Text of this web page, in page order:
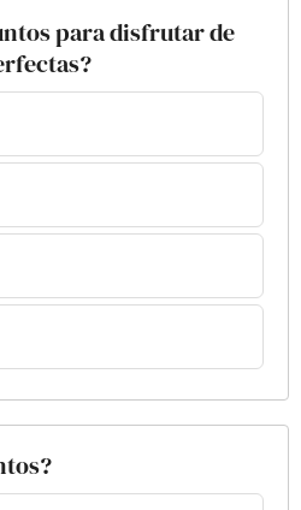
para disfrutar de